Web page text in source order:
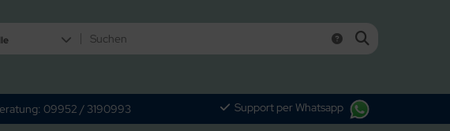
09952 / 3190993 Support per Whatsapp